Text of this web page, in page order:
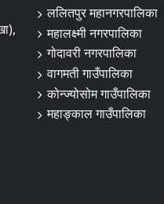
ललितपुर महानगरपालिका
महालक्ष्मी नगरपालिका
गोदावरी नगरपालिका
वागमती गाउँपालिका
कोन्ज्योसोम गाउँपालिका
महाङ्काल गाउँपालिका